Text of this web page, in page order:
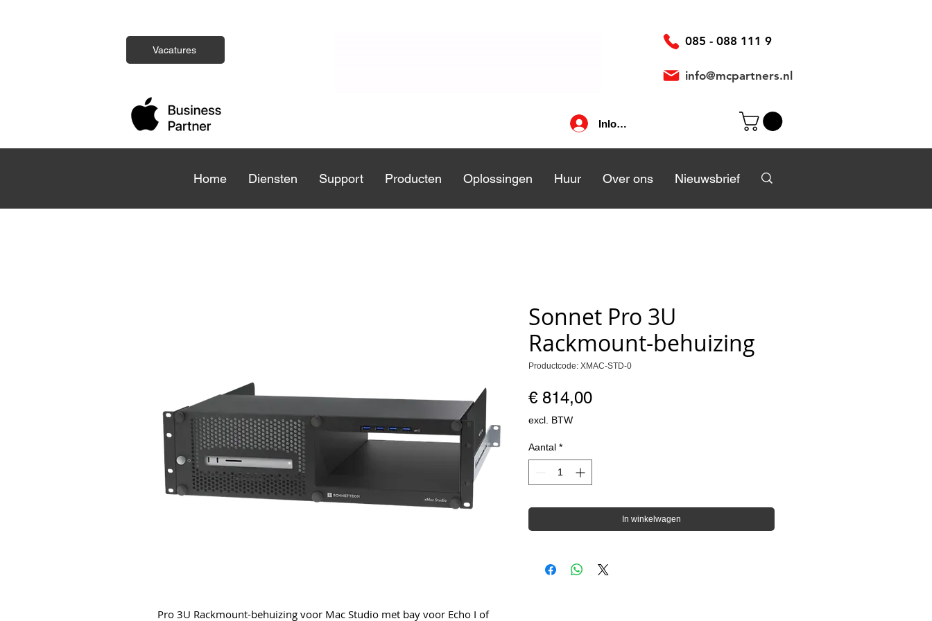
Vacatures
Inloggen
085 - 088 111 9
info@mcpartners.nl
Home Diensten Support Producten Oplossingen Huur Over ons
Home Diensten Support Producten Oplossingen Huur Over ons Nieuwsbrief
Pro 3U Rackmount-behuizing voor Mac Studio met bay voor Echo I of
Sonnet Pro 3U
Rackmount-behuizing
Productcode: XMAC-STD-0
€ 814,00Prijs
excl. BTW
Aantal *
In winkelwagen